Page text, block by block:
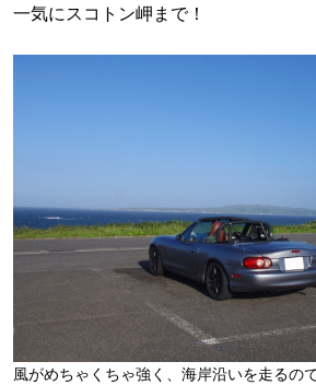
一気にスコトン岬まで！
風がめちゃくちゃ強く、海岸沿いを走るの